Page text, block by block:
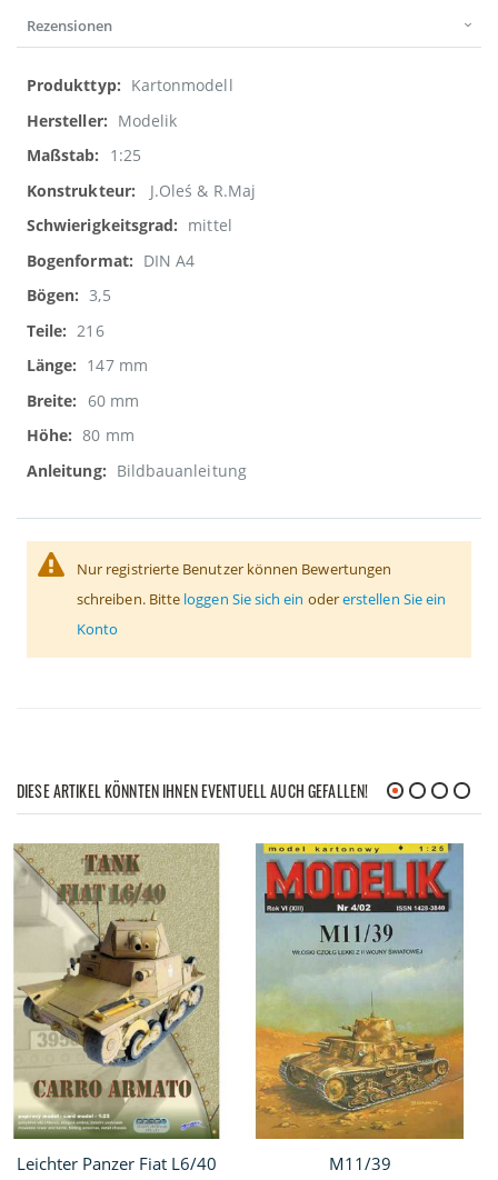
Rezensionen
Weitere
Informationen
Kartonmodell
Modelik
1:25
J.Oleś & R.Maj
mittel
DIN A4
3,5
216
147 mm
60 mm
80 mm
Bildbauanleitung
Nur registrierte Benutzer können Bewertungen
schreiben. Bitte loggen Sie sich ein odererstellen Sie ein
Konto
DIESE ARTIKEL KÖNNTEN IHNEN EVENTUELL AUCH GEFALLEN!
Leichter Panzer Fiat L6/40 M11/39